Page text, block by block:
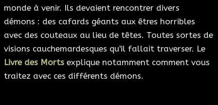
monde à venir. Ils devaient rencontrer divers
démons : des cafards géants aux êtres horribles
avec des couteaux au lieu de têtes. Toutes sortes de
visions cauchemardesques qu'il fallait traverser. Le
Livre des Morts explique notamment comment vous
traitez avec ces différents démons.